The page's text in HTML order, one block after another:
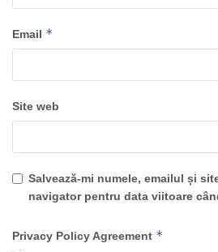
Email *
Site web
Salvează-mi numele, emailul și
navigator pentru data viitoare
Privacy Policy Agreement *